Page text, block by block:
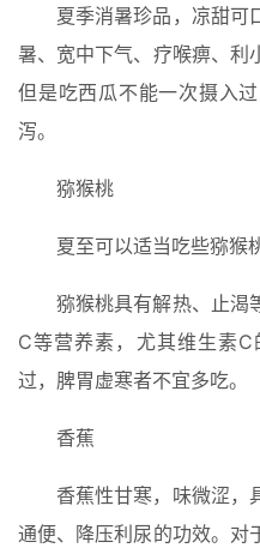
夏季消暑珍品，凉甜可
暑、宽中下气、疗喉痹、利
但是吃西瓜不能一次摄入
泻。
猕猴桃
夏至可以适当吃些猕猴
猕猴桃具有解热、止渴
C等营养素，尤其维生素
过，脾胃虚寒者不宜多吃。
香蕉
香蕉性甘寒，味微涩，
通便、降压利尿的功效。对